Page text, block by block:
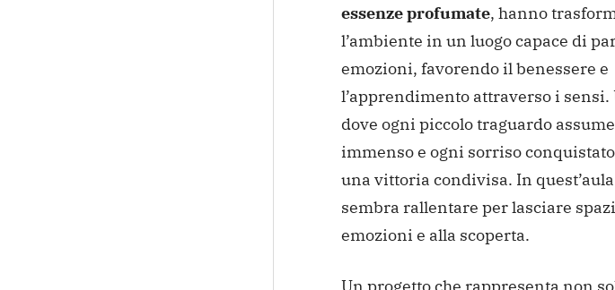
essenze profumate, hanno
l’ambiente in un luogo capace di
emozioni, favorendo il benessere e
l’apprendimento attraverso i sensi.
dove ogni piccolo traguardo
immenso e ogni sorriso
una vittoria condivisa. In
sembra rallentare per lasciare
emozioni e alla scoperta.